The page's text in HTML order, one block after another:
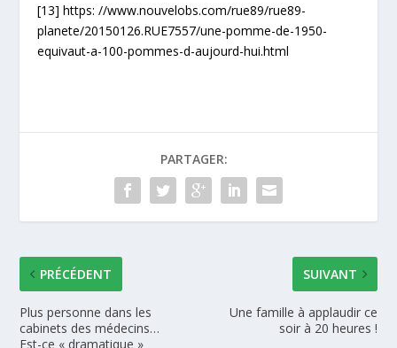
[13] https: //www.nouvelobs.com/rue89/rue89-
planete/20150126.RUE7557/une-pomme-de-1950-
equivaut-a-100-pommes-d-aujourd-hui.html
PARTAGER:
PRÉCÉDENT
Plus personne dans les
cabinets des médecins…
Est-ce « dramatique »
SUIVANT
Une famille à applaudir ce
soir à 20 heures !